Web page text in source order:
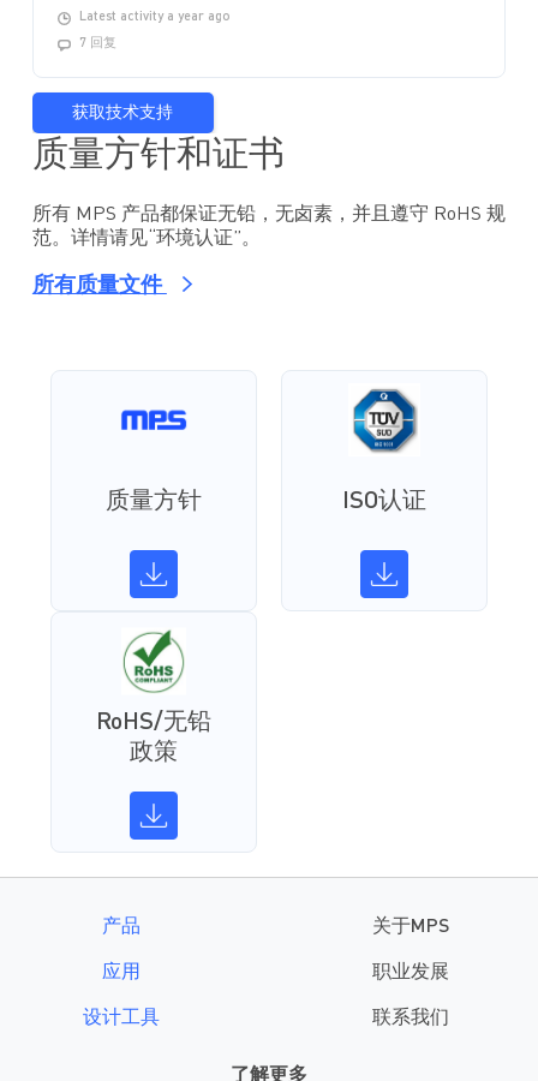
Latest activity a year ago
7 回复
获取技术支持
质量方针和证书
所有 MPS 产品都保证无铅，无卤素，并且遵守 RoHS 规
范。详情请见“环境认证”。
所有质量文件
质量方针 ISO认证
RoHS/无铅
政策
产品
应用
设计工具
关于MPS
职业发展
联系我们
了解更多